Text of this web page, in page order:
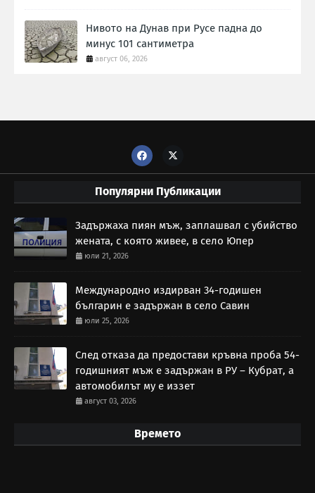
Нивото на Дунав при Русе падна до
минус 101 сантиметра
август 06, 2026
Популярни Публикации
Задържаха пиян мъж, заплашвал с убийство
жената, с която живее, в село Юпер
юли 21, 2026
Международно издирван 34-годишен
българин е задържан в село Савин
юли 25, 2026
След отказа да предостави кръвна проба 54-
годишният мъж е задържан в РУ – Кубрат, а
автомобилът му е иззет
август 03, 2026
Времето